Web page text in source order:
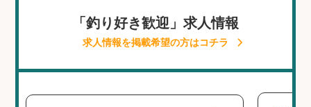
「釣り好き歓迎」求人情報
求人情報を掲載希望の方はコチラ